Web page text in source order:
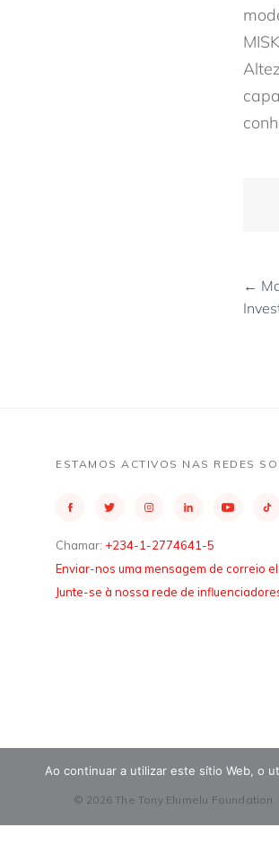
←
ESTAMOS ACTIVOS NAS REDES
Chamar: +234-1-2774641-5
Enviar-nos uma mensagem de correio
Junte-se à nossa rede de
© 2026 The Tony Elumelu
Ao continuar a utilizar este sítio Web, o